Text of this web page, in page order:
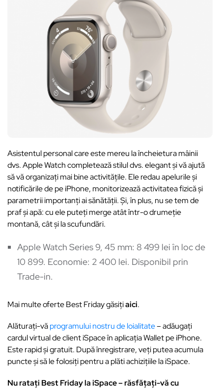
Asistentul personal care este mereu la încheietura mâinii
dvs. Apple Watch completează stilul dvs. elegant și vă ajută
să vă organizați mai bine activitățile. Ele redau apelurile și
notificările de pe iPhone, monitorizează activitatea fizică și
parametrii importanți ai sănătății. Și, în plus, nu se tem de
praf și apă: cu ele puteți merge atât într-o drumeție
montană, cât și la scufundări.
Apple Watch Series 9, 45 mm: 8 499 lei în loc de
10 899. Economie: 2 400 lei. Disponibil prin
Trade-in.
Mai multe oferte Best Friday găsițiaici.
Alăturați-văprogramului nostru de loialitate– adăugați
cardul virtual de client iSpace în aplicația Wallet pe iPhone.
Este rapid și gratuit. După înregistrare, veți putea acumula
puncte și să le folosiți pentru a plăti achizițiile la iSpace.
Nu ratați Best Friday la iSpace – răsfățați-vă cu